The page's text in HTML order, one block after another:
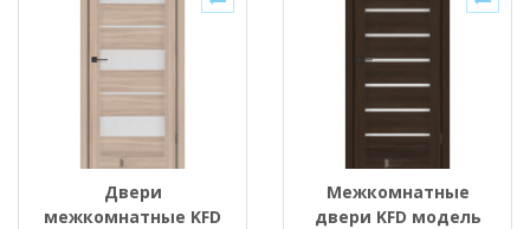
Двери
межкомнатные KFD
Межкомнатные
двери KFD модель